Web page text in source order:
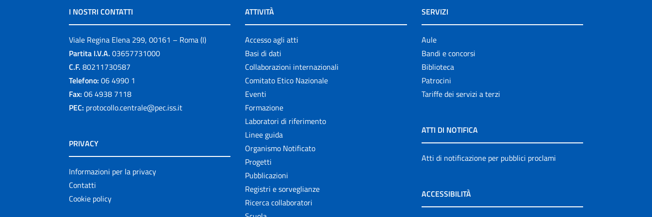
I NOSTRI CONTATTI
Viale Regina Elena 299, 00161 – Roma (I)
Partita I.V.A. 03657731000
C.F. 80211730587
Telefono: 06 4990 1
Fax: 06 4938 7118
PEC: protocollo.centrale@pec.iss.it
PRIVACY
Informazioni per la privacy
Contatti
Cookie policy
ATTIVITÀ
Accesso agli atti
Basi di dati
Collaborazioni internazionali
Comitato Etico Nazionale
Eventi
Formazione
Laboratori di riferimento
Linee guida
Organismo Notificato
Progetti
Pubblicazioni
Registri e sorveglianze
Ricerca collaboratori
SERVIZI
Aule
Bandi e concorsi
Biblioteca
Patrocini
Tariffe dei servizi a terzi
ATTI DI NOTIFICA
Atti di notificazione per pubblici proclami
ACCESSIBILITÀ